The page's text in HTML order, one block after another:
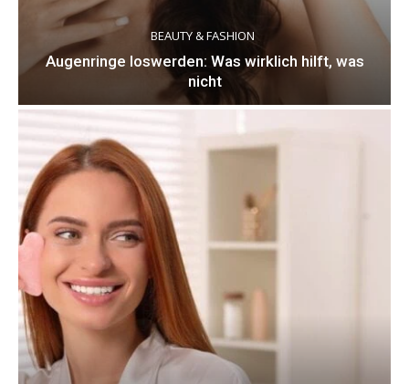
BEAUTY & FASHION
Augenringe loswerden: Was wirklich hilft, was
nicht